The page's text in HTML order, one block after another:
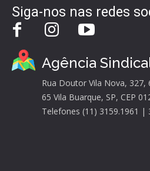
Siga-nos nas redes
Agência
Rua Doutor Vila Nova, 327,
65 Vila Buarque, SP, CEP
Telefones (11) 3159.1961 |